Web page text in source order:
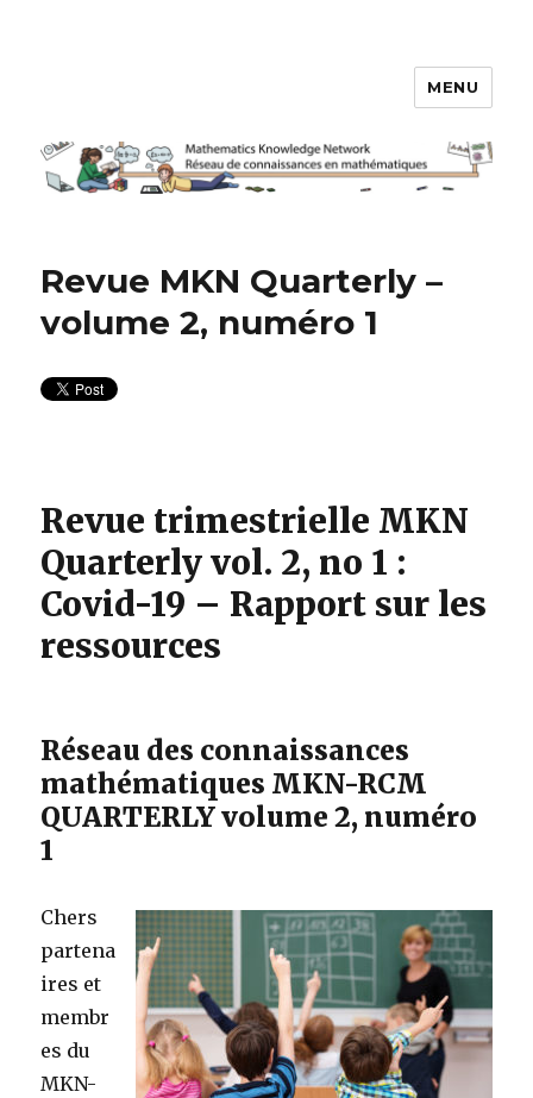
Réseau de connaissances en
mathématiques
MENU
Revue MKN Quarterly –
volume 2, numéro 1
Revue trimestrielle MKN
Quarterly vol. 2, no 1 :
Covid-19 – Rapport sur les
ressources
Réseau des connaissances
mathématiques MKN-RCM
QUARTERLY volume 2, numéro
1
Chers
partena
ires et
membr
es du
MKN-